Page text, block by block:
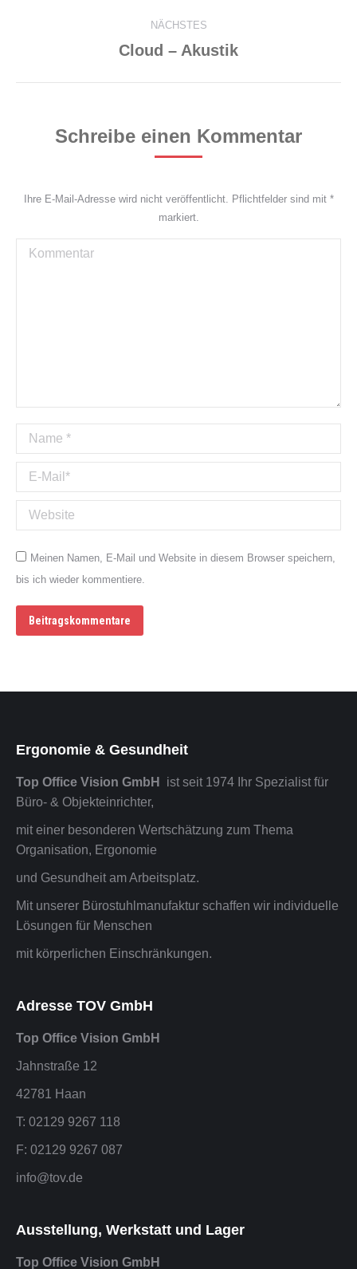
NÄCHSTES
Next
Cloud – Akustik
Schreibe einen Kommentar
Ihre E-Mail-Adresse wird nicht veröffentlicht. Pflichtfelder sind mit *
markiert.
Kommentar
Name *
E-Mail *
Website
Meinen Namen, E-Mail und Website in diesem Browser speichern,
bis ich wieder kommentiere.
Beitragskommentare
Ergonomie & Gesundheit
Top Office Vision GmbH
ist seit 1974 Ihr Spezialist für
Büro- & Objekteinrichter,
mit einer besonderen Wertschätzung zum Thema
Organisation, Ergonomie
und Gesundheit am Arbeitsplatz.
Mit unserer Bürostuhlmanufaktur schaffen wir individuelle
Lösungen für Menschen
mit körperlichen Einschränkungen.
Adresse TOV GmbH
Top Office Vision GmbH
Jahnstraße 12
42781 Haan
T: 02129 9267 118
F: 02129 9267 087
info@tov.de
Ausstellung, Werkstatt und Lager
Top Office Vision GmbH